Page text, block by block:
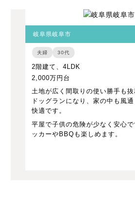
岐阜県岐阜市
夫婦 30代
2階建て、4LDK
2,000万円台
土地が広く間取りの使い勝手も
ドッグランになり、家の中も風
快適です。
平屋で子供の危険が少なく安心
ッカーやBBQも楽しめます。